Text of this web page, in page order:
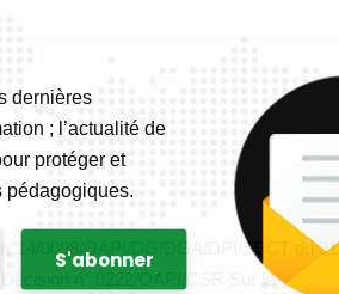
0098/OAPI/DG/DGA/DPI/SBCT du 31
n° 0222/OAPI/CSR Sur le
dernières
; l’actualité de
protéger et
pédagogiques.